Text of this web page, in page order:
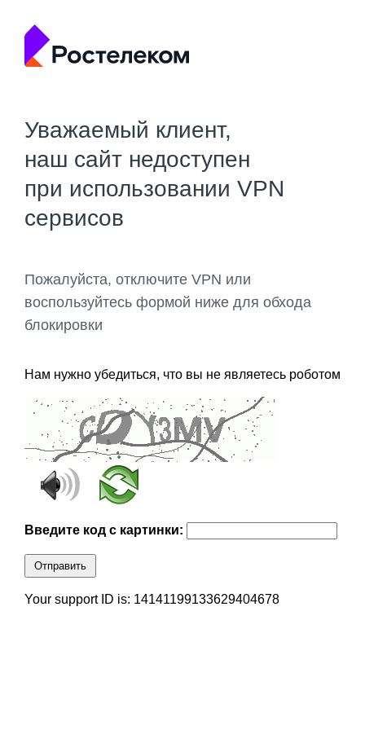
Уважаемый клиент,
наш сайт недоступен
при использовании VPN
сервисов
Пожалуйста, отключите VPN или
воспользуйтесь формой ниже для обхода
блокировки
Нам нужно убедиться, что вы не являетесь роботом
Введите код с картинки:
Отправить
Your support ID is: 14141199133629404678